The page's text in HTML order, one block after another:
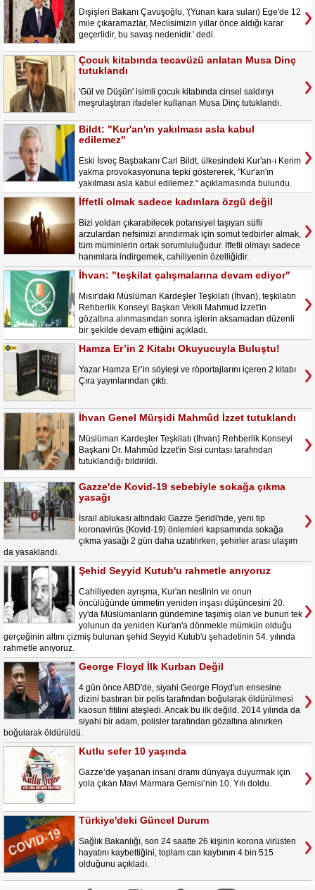
Dışişleri Bakanı Çavuşoğlu, '(Yunan kara suları) Ege'de 12
mile çıkaramazlar, Meclisimizin yıllar önce aldığı karar
geçerlidir, bu savaş nedenidir.' dedi.
Çocuk kitabında tecavüzü anlatan Musa Dinç
tutuklandı
'Gül ve Düşün' isimli çocuk kitabında cinsel saldırıyı
meşrulaştıran ifadeler kullanan Musa Dinç tutuklandı.
Bildt: "Kur'an'ın yakılması asla kabul
edilemez"
Eski İsveç Başbakanı Carl Bildt, ülkesindeki Kur'an-ı Kerim
yakma provokasyonuna tepki göstererek, "Kur'an'ın
yakılması asla kabul edilemez." açıklamasında bulundu.
İffetli olmak sadece kadınlara özgü değil
Bizi yoldan çıkarabilecek potansiyel taşıyan süfli
arzulardan nefsimizi arındırmak için somut tedbirler almak,
tüm müminlerin ortak sorumluluğudur. İffetli olmayı sadece
hanımlara indirgemek, cahiliyenin özelliğidir.
İhvan: "teşkilat çalışmalarına devam ediyor"
Mısır'daki Müslüman Kardeşler Teşkilatı (İhvan), teşkilatın
Rehberlik Konseyi Başkan Vekili Mahmud İzzet'in
gözaltına alınmasından sonra işlerin aksamadan düzenli
bir şekilde devam ettiğini açıkladı.
Hamza Er’in 2 Kitabı Okuyucuyla Buluştu!
Yazar Hamza Er’in söyleşi ve röportajlarını içeren 2 kitabı
Çıra yayınlarından çıktı.
İhvan Genel Mürşidi Mahmûd İzzet tutuklandı
Müslüman Kardeşler Teşkilatı (İhvan) Rehberlik Konseyi
Başkanı Dr. Mahmûd İzzet'in Sisi cuntası tarafından
tutuklandığı bildirildi.
Gazze'de Kovid-19 sebebiyle sokağa çıkma
yasağı
İsrail ablukası altındaki Gazze Şeridi'nde, yeni tip
koronavirüs (Kovid-19) önlemleri kapsamında sokağa
çıkma yasağı 2 gün daha uzatılırken, şehirler arası ulaşım
da yasaklandı.
Şehid Seyyid Kutub'u rahmetle anıyoruz
Cahiliyeden ayrışma, Kur'an neslinin ve onun
öncülüğünde ümmetin yeniden inşası düşüncesini 20.
yy'da Müslümanların gündemine taşımış olan ve bunun tek
yolunun da yeniden Kur'an'a dönmekle mümkün olduğu
gerçeğinin altını çizmiş bulunan şehid Seyyid Kutub'u şehadetinin 54. yılında
rahmetle anıyoruz.
George Floyd İlk Kurban Değil
4 gün önce ABD'de, siyahi George Floyd'un ensesine
dizini bastıran bir polis tarafından boğularak öldürülmesi
kaosun fitilini ateşledi. Ancak bu ilk değild. 2014 yılında da
siyahi bir adam, polisler tarafından gözaltına alınırken
boğularak öldürüldü.
Kutlu sefer 10 yaşında
Gazze’de yaşanan insani dramı dünyaya duyurmak için
yola çıkan Mavi Marmara Gemisi’nin 10. Yılı doldu.
Türkiye'deki Güncel Durum
Sağlık Bakanlığı, son 24 saatte 26 kişinin korona virüsten
hayatını kaybettiğini, toplam can kaybının 4 bin 515
olduğunu açıkladı.